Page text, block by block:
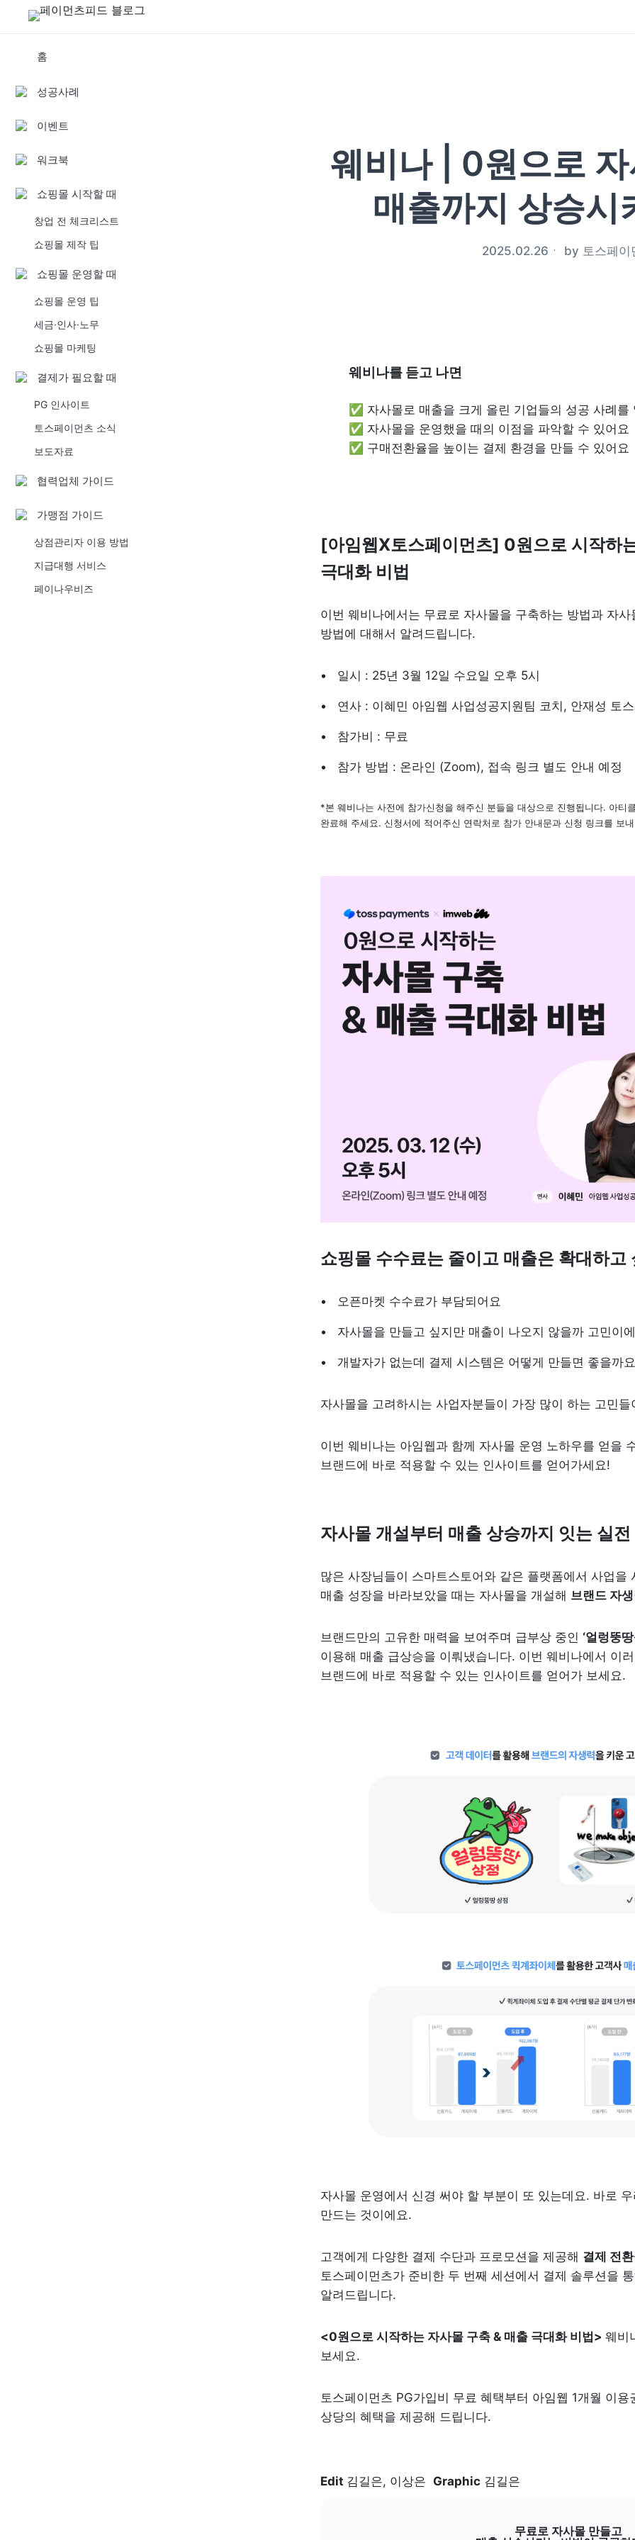
홈
성공사례
이벤트
워크북
쇼핑몰 시작할 때
창업 전 체크리스트
쇼핑몰 제작 팁
쇼핑몰 운영할 때
쇼핑몰 운영 팁
세금·인사·노무
쇼핑몰 마케팅
결제가 필요할 때
PG 인사이트
토스페이먼츠 소식
보도자료
협력업체 가이드
가맹점 가이드
상점관리자 이용 방법
지급대행 서비스
페이나우비즈
웨비나 | 0원으로
매출까지 상승시
2025.02.26 ㆍ by 토스페이
웨비나를 듣고 나면
✅ 자사몰로 매출을 크게 올린 기업들의 성공 사례를
✅ 자사몰을 운영했을 때의 이점을 파악할 수 있어요
✅ 구매전환율을 높이는 결제 환경을 만들 수 있어요
[아임웹X토스페이먼츠] 0원으로 시작하
극대화 비법
이번 웨비나에서는 무료로 자사몰을 구축하는 방법과 자
방법에 대해서 알려드립니다.
일시 : 25년 3월 12일 수요일 오후 5시
연사 : 이혜민 아임웹 사업성공지원팀 코치, 안재성 토
참가비 : 무료
참가 방법 : 온라인 (Zoom), 접속 링크 별도 안내 예정
*본 웨비나는 사전에 참가신청을 해주신 분들을 대상으로 진행됩니다. 아티
완료해 주세요. 신청서에 적어주신 연락처로 참가 안내문과 신청 링크를 보
쇼핑몰 수수료는 줄이고 매출은 확대하고
오픈마켓 수수료가 부담되어요
자사몰을 만들고 싶지만 매출이 나오지 않을까 고민이
개발자가 없는데 결제 시스템은 어떻게 만들면 좋을까요
자사몰을 고려하시는 사업자분들이 가장 많이 하는 고민들
이번 웨비나는 아임웹과 함께 자사몰 운영 노하우를 얻을
브랜드에 바로 적용할 수 있는 인사이트를 얻어가세요!
자사몰 개설부터 매출 상승까지 잇는 실
많은 사장님들이 스마트스토어와 같은 플랫폼에서 사업을
매출 성장을 바라보았을 때는 자사몰을 개설해 브랜드 자
브랜드만의 고유한 매력을 보여주며 급부상 중인 ‘얼렁뚱
이용해 매출 급상승을 이뤄냈습니다. 이번 웨비나에서 이
브랜드에 바로 적용할 수 있는 인사이트를 얻어가 보세요.
자사몰 운영에서 신경 써야 할 부분이 또 있는데요. 바로
만드는 것이에요.
고객에게 다양한 결제 수단과 프로모션을 제공해 결제 전
토스페이먼츠가 준비한 두 번째 세션에서 결제 솔루션을
알려드립니다.
<0원으로 시작하는 자사몰 구축 & 매출 극대화 비법> 웨비
보세요.
토스페이먼츠 PG가입비 무료 혜택부터 아임웹 1개월 이
상당의 혜택을 제공해 드립니다.
Edit 김길은, 이상은 Graphic 김길은
무료로 자사몰 만들고